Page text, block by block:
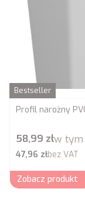
Bestseller
Profil narożny
Cena brutto
58,99 złw tym
Cena netto
47,96 złbez VAT
Zobacz produkt